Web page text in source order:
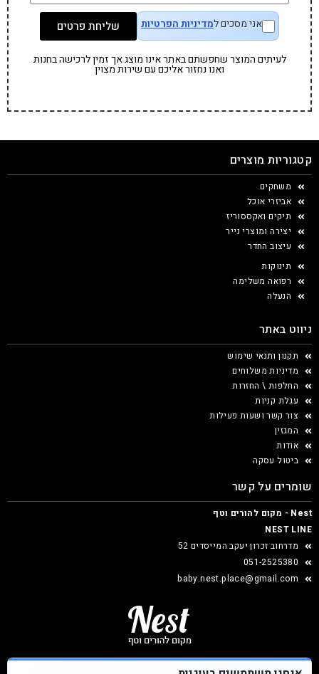
אני מסכים למדיניות הפרטיות שליחת פרטים
לעיתים המוצר שחפשתם באתר אינו מוצג אך זמין לרכישה בחנות
ואנו נחזור אליכם עם שירות מצוין
קטגוריות מוצרים
משחקים
אביזרי אוכל
תיקים ואקססוריז
יצירה ומוצרי נייר
עיצוב החדר
תינוקות
רפואה משלימה
הנעלה
ניווט באתר
תקנון ותנאי שימוש
מדיניות משלוחים
החלפות \ החזרות
עגלת קניות
צור קשר ושעות פעילות
המגזין
אודות
ביטול עסקה
שומרים על קשר
Nest - מקום להורים וטף
NEST LINE
מדרחוב זכרון יעקב המייסדים 52
051-2525380
baby.nest.place@gmail.com